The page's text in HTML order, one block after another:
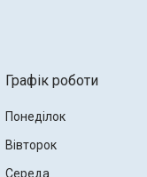
Графік роботи
Понеділок
Вівторок
Середа